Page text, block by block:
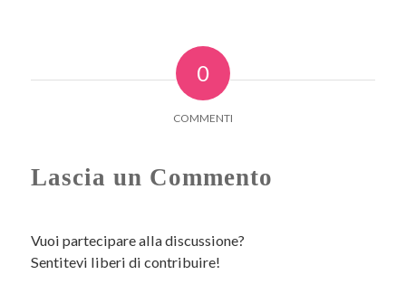
0
COMMENTI
Lascia un Commento
Vuoi partecipare alla discussione?
Sentitevi liberi di contribuire!